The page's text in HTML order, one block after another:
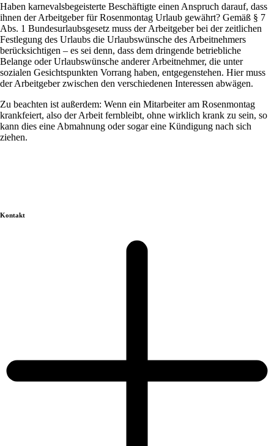
Haben karnevalsbegeisterte Beschäftigte einen Anspruch darauf, dass
ihnen der Arbeitgeber für Rosenmontag Urlaub gewährt? Gemäß § 7
Abs. 1 Bundesurlaubsgesetz muss der Arbeitgeber bei der zeitlichen
Festlegung des Urlaubs die Urlaubswünsche des Arbeitnehmers
berücksichtigen – es sei denn, dass dem dringende betriebliche
Belange oder Urlaubswünsche anderer Arbeitnehmer, die unter
sozialen Gesichtspunkten Vorrang haben, entgegenstehen. Hier muss
der Arbeitgeber zwischen den verschiedenen Interessen abwägen.
Zu beachten ist außerdem: Wenn ein Mitarbeiter am Rosenmontag
krankfeiert, also der Arbeit fernbleibt, ohne wirklich krank zu sein, so
kann dies eine Abmahnung oder sogar eine Kündigung nach sich
ziehen.
Kontakt